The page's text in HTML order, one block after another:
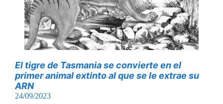
El tigre de Tasmania se convierte en el
primer animal extinto al que se le extrae su
ARN
24/09/2023